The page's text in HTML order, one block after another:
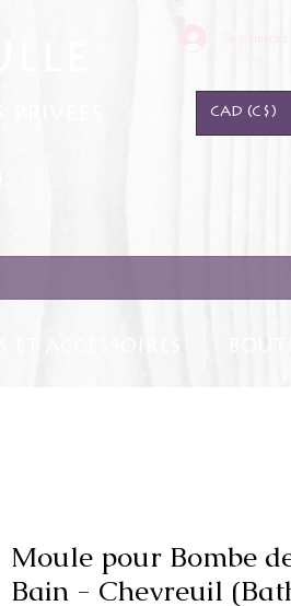
CAD (C$)
Moule pour Bombe
Bain - Chevreuil